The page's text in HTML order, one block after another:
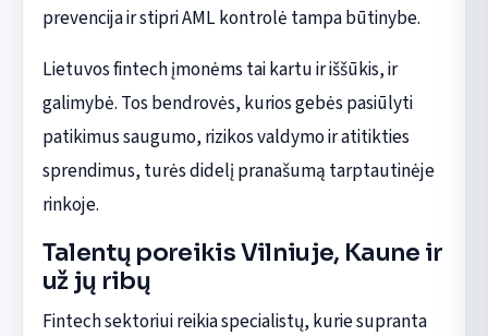
prevencija ir stipri AML kontrolė tampa būtinybe.
Lietuvos fintech įmonėms tai kartu ir iššūkis, ir
galimybė. Tos bendrovės, kurios gebės pasiūlyti
patikimus saugumo, rizikos valdymo ir atitikties
sprendimus, turės didelį pranašumą tarptautinėje
rinkoje.
Talentų poreikis Vilniuje, Kaune ir
už jų ribų
Fintech sektoriui reikia specialistų, kurie supranta